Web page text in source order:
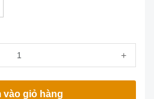
+
vào giỏ hàng